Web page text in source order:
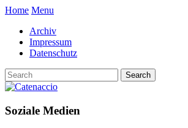
Home Menu
Archiv
Impressum
Datenschutz
Soziale Medien